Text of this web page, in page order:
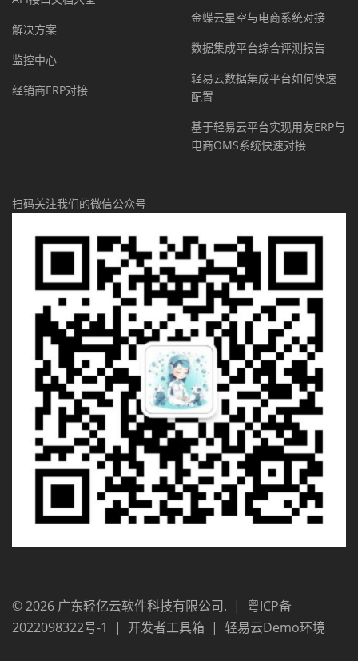
解决方案
监控中心
经销商ERP对接
金蝶云星空与电商系统对接
数据集成平台综合评测报告
轻易云数据集成平台如何快速
配置
基于轻易云平台实现用友ERP与
电商OMS系统快速对接
扫码关注我们的微信公众号
©2026 广东轻亿云软件科技有限公司. | 粤ICP备
2022098322号-1
| 开发者工具箱 | 轻易云Demo环境